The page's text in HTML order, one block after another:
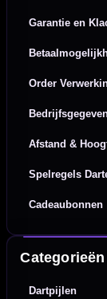
Garantie en
Order
Afstand &
Spelregels
Cadeaubonnen
Categorieën
Dartpijlen